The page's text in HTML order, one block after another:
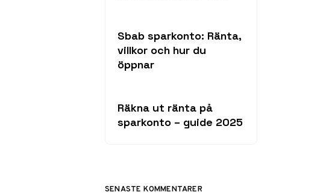
Sbab sparkonto: Ränta,
villkor och hur du
öppnar
Räkna ut ränta på
sparkonto – guide 2025
SENASTE KOMMENTARER